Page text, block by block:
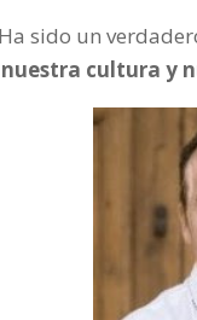
sido un
cultura y